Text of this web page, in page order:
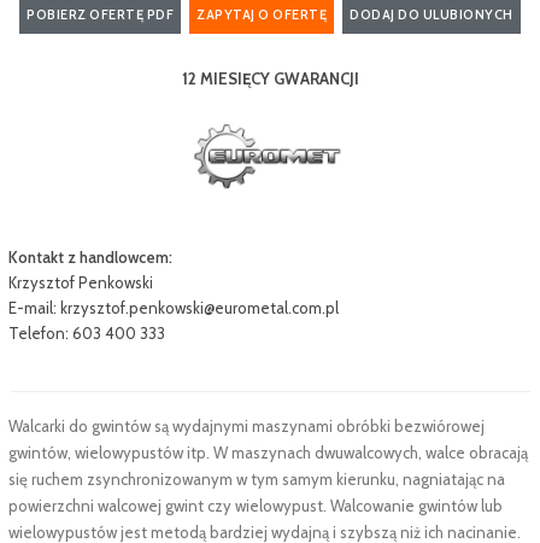
POBIERZ OFERTĘ PDF ZAPYTAJ O OFERTĘ DODAJ DO ULUBIONYCH
12 MIESIĘCY GWARANCJI
Kontakt z handlowcem:
Krzysztof Penkowski
E-mail: krzysztof.penkowski@eurometal.com.pl
Telefon: 603 400 333
Walcarki do gwintów są wydajnymi maszynami obróbki bezwiórowej
gwintów, wielowypustów itp. W maszynach dwuwalcowych, walce obracają
się ruchem zsynchronizowanym w tym samym kierunku, nagniatając na
powierzchni walcowej gwint czy wielowypust. Walcowanie gwintów lub
wielowypustów jest metodą bardziej wydajną i szybszą niż ich nacinanie.